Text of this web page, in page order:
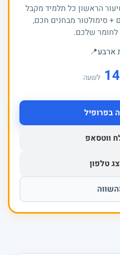
הראשון כל תלמיד מקבל
+ סימולטור מבחנים חכם,
לחומר שלכם.
ארבע📍
לשעה
בפרופיל
ווטסאפ
טלפון
השווה